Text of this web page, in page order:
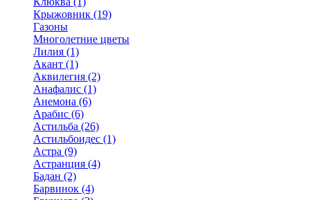
Крыжовник (19)
Газоны
Многолетние цветы
Лилия (1)
Акант (1)
Аквилегия (2)
Анафалис (1)
Анемона (6)
Арабис (6)
Астильба (26)
Астильбоидес (1)
Астра (9)
Астранция (4)
Бадан (2)
Барвинок (4)